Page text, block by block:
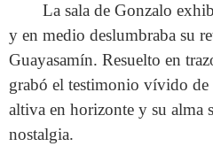
La sala de Gonzalo
y en medio deslumbraba su
Guayasamín. Resuelto en
grabó el testimonio vívido de
altiva en horizonte y su alma
nostalgia.